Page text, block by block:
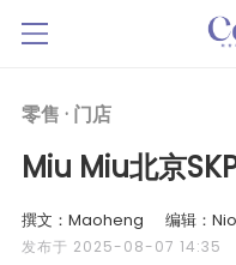
零售 · 门店
Miu Miu北京
撰文：Maoheng 编辑：
发布于 2025-08-07 14:35